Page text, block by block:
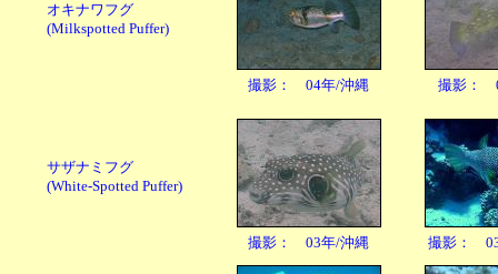
オキナワフグ
(Milkspotted Puffer)
撮影： 04年/沖縄 撮影：
サザナミフグ
(White-Spotted Puffer)
撮影： 03年/沖縄 撮影： 03